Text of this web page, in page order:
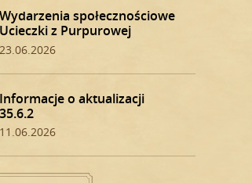
Wydarzenia społecznościowe
Ucieczki z Purpurowej
Twierdzy
23.06.2026
Informacje o aktualizacji
35.6.2
11.06.2026